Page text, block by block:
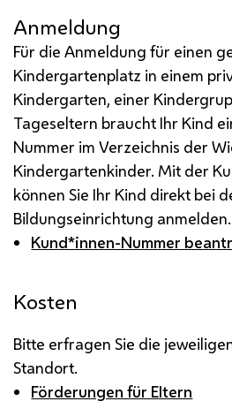
Anmeldung
Für die Anmeldung für einen
Kindergartenplatz in einem
Kindergarten, einer
Tageseltern braucht Ihr Kind
Nummer im Verzeichnis der
Kindergartenkinder. Mit der
können Sie Ihr Kind direkt bei
Bildungseinrichtung anmelden.
Kund*innen-Nummer
Kosten
Bitte erfragen Sie die
Standort.
Förderungen für Eltern